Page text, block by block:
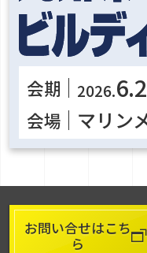
会期 2026.
会場 マリン
お問い合せはこち
ら